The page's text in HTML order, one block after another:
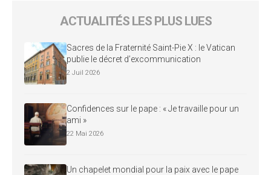
ACTUALITÉS LES PLUS LUES
Sacres de la Fraternité Saint-Pie X : le Vatican
publie le décret d’excommunication
2 Juil 2026
Confidences sur le pape : « Je travaille pour un
ami »
22 Mai 2026
Un chapelet mondial pour la paix avec le pape